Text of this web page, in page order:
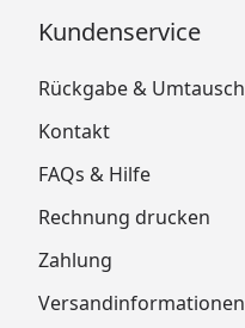
Kundenservice
Rückgabe & Umtausch
Kontakt
FAQs & Hilfe
Rechnung drucken
Zahlung
Versandinformationen